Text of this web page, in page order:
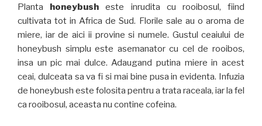
Planta honeybusheste inrudita cu rooibosul, fiind
cultivata tot in Africa de Sud. Florile sale au o aroma de
miere, iar de aici ii provine si numele. Gustul ceaiului de
honeybush simplu este asemanator cu cel de rooibos,
insa un pic mai dulce. Adaugand putina miere in acest
ceai, dulceata sa va fi si mai bine pusa in evidenta. Infuzia
de honeybush este folosita pentru a trata raceala, iar la fel
ca rooibosul, aceasta nu contine cofeina.